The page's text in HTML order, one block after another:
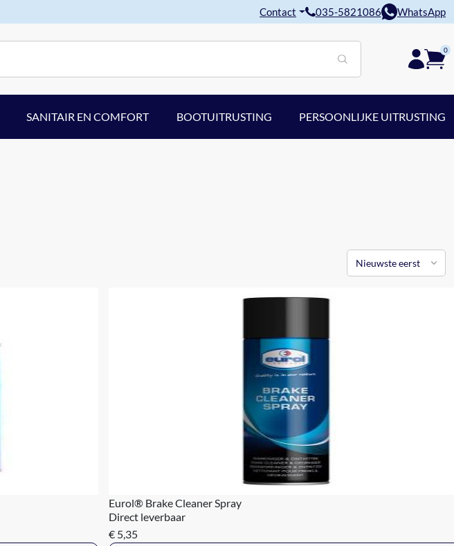
Contact 035-5821086 WhatsApp
0
SANITAIR EN COMFORT BOOTUITRUSTING PERSOONLIJKE UITRUSTING
Eurol® Brake Cleaner Spray
Direct leverbaar
€ 5,35